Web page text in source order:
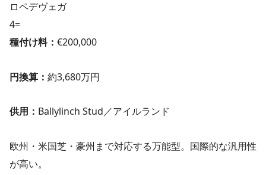
ロペデヴェガ
4=
種付け料： €200,000
円換算： 約3,680万円
供用： Ballylinch Stud／アイルランド
欧州・米国芝・豪州まで対応する万能型。国際的な汎用性
が高い。